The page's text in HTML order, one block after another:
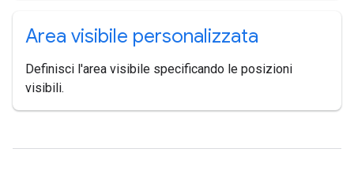
Area visibile personalizzata
Definisci l'area visibile specificando le posizioni
visibili.